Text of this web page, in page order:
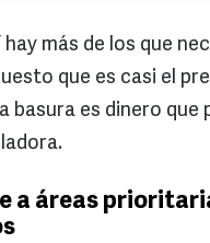
más de los que
que es casi el
basura es dinero que
a áreas